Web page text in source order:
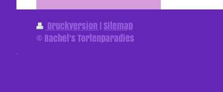
Druckversion|Sitemap
© Rachel's Tortenparadies